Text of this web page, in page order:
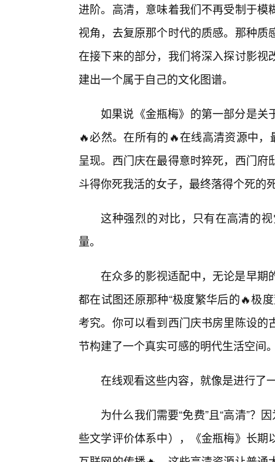
进阶。高清，意味着我们不再受制于
视角，去复原那个时代的质感。那种
在接下来的部分，我们将深入探讨影
建出一个属于自己的文化图谱。
如果说《金瓶梅》的第一部分是关
🔥必然。在所有的🔥在线高清资源中
呈现。西门庆在最得意时猝死，西门
斗得你死我活的女子，最终落得个死的
这种强烈的对比，只有在高清的
量。
在众多的影视适配中，无论是早期
都在试图还原那种“极度繁华后的🔥极
考究。你可以看到西门庆书房里陈设
节构建了一个真实可感的明代生活空间
在线观看这些内容，就像是进行了
为什么我们需要“免费”且“高清”？
些文学评价体系中），《金瓶梅》长